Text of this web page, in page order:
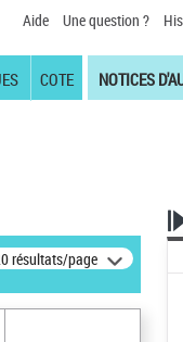
Aide Une question ?
COTE NOTICES
résultats/page